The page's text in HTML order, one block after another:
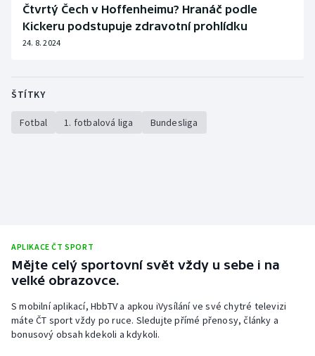
Čtvrtý Čech v Hoffenheimu? Hranáč podle
Kickeru podstupuje zdravotní prohlídku
24. 8. 2024
ŠTÍTKY
Fotbal 1. fotbalová liga Bundesliga
APLIKACE ČT SPORT
Mějte celý sportovní svět vždy u sebe i na
velké obrazovce.
S mobilní aplikací, HbbTV a apkou iVysílání ve své chytré televizi
máte ČT sport vždy po ruce. Sledujte přímé přenosy, články a
bonusový obsah kdekoli a kdykoli.